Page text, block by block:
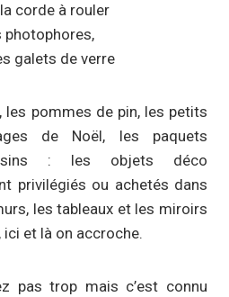
corde à rouler
photophores,
galets de verre
les pommes de pin, les petits
de Noël, les paquets
: les objets déco
privilégiés ou achetés dans
les tableaux et les miroirs
et là on accroche.
pas trop mais c’est connu